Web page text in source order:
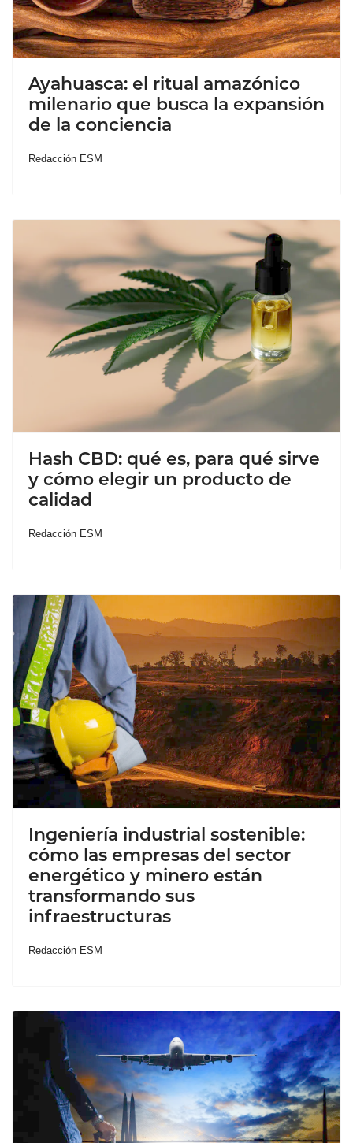
Ayahuasca: el ritual amazónico
milenario que busca la expansión
de la conciencia
Redacción ESM
Hash CBD: qué es, para qué sirve
y cómo elegir un producto de
calidad
Redacción ESM
Ingeniería industrial sostenible:
cómo las empresas del sector
energético y minero están
transformando sus
infraestructuras
Redacción ESM